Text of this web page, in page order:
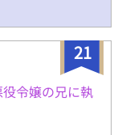
をされる話。 ス
凡オメガ(18)
21
役令嬢の兄に執